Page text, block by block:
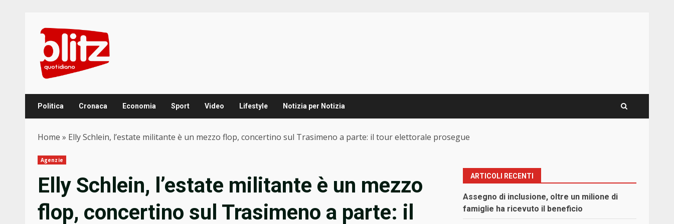
content
Politica Cronaca Economia Sport Video Lifestyle Notizia per Notizia
Home » Elly Schlein, l’estate militante è un mezzo flop, concertino sul Trasimeno a parte: il tour elettorale prosegue
Agenzie
Elly Schlein, l’estate militante è un mezzo
flop, concertino sul Trasimeno a parte: il
ARTICOLI RECENTI
Assegno di inclusione, oltre un milione di
famiglie ha ricevuto il beneficio